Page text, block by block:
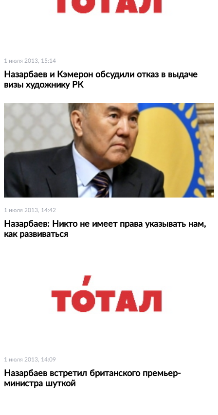
1 июля 2013, 15:14
Назарбаев и Кэмерон обсудили отказ в выдаче
визы художнику РК
1 июля 2013, 14:42
Назарбаев: Никто не имеет права указывать нам,
как развиваться
1 июля 2013, 14:09
Назарбаев встретил британского премьер-
министра шуткой